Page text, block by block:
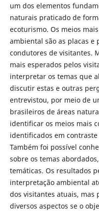
um dos elementos
naturais praticado de
ecoturismo. Os meios
ambiental são as placas e
condutores de visitantes.
mais esperados pelos
interpretar os temas que
discutir estas e outras
entrevistou, por meio de
brasileiros de áreas
identificar os meios mais
identificados em
Também foi possível
sobre os temas
temáticas. Os resultados
interpretação ambiental
dos visitantes atuais, mas
diversos aspectos se o